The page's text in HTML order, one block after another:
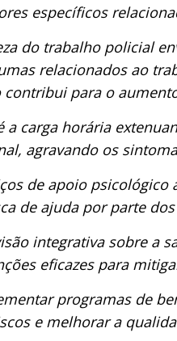
específicos
do trabalho policial
relacionados ao
contribui para o
carga horária
agravando os
de apoio
de ajuda por parte
integrativa sobre a
eficazes para
programas de
e melhorar a